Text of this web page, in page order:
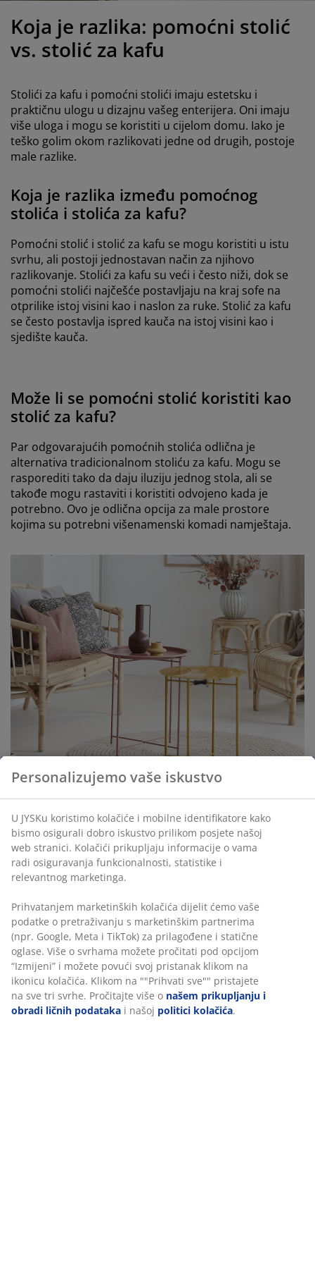
kreveta sa spremnikom
madraci
kreveti
namještaja
rasvjeta
potrepštine
Koja je razlika: pomoćni stolić
vs. stolić za kafu
Stolići za kafu i pomoćni stolići imaju estetsku i
praktičnu ulogu u dizajnu vašeg enterijera. Oni imaju
više uloga i mogu se koristiti u cijelom domu. Iako je
teško golim okom razlikovati jedne od drugih, postoje
male razlike.
Koja je razlika između pomoćnog
stolića i stolića za kafu?
Pomoćni stolić i stolić za kafu se mogu koristiti u istu
svrhu, ali postoji jednostavan način za njihovo
razlikovanje. Stolići za kafu su veći i često niži, dok se
pomoćni stolići najčešće postavljaju na kraj sofe na
otprilike istoj visini kao i naslon za ruke. Stolić za kafu
se često postavlja ispred kauča na istoj visini kao i
sjedište kauča.
Može li se pomoćni stolić koristiti kao
stolić za kafu?
Par odgovarajućih pomoćnih stolića odlična je
alternativa tradicionalnom stoliću za kafu. Mogu se
rasporediti tako da daju iluziju jednog stola, ali se
takođe mogu rastaviti i koristiti odvojeno kada je
potrebno. Ovo je odlična opcija za male prostore
kojima su potrebni višenamenski komadi namještaja.
Tipično je da stolić za kafu bude malo niži, pa ako želite
da jedete za svojim stolićem, bolje rešenje za vas bi
mogao biti pomoćni stolić jer su obično viši od stolića
Multifunncionalni pomoćni stolići i
stolići za kafu
Mali stolići su odlični za više funkcija. Mogu poslužiti
kao noćni ormarići u vašoj spavaćoj sobi ili kao stolići
za igru u dječjoj sobi. Pomoćni stolić je odlično mjesto
Personalizujemo vaše iskustvo
U JYSKu koristimo kolačiće i mobilne identifikatore kako
bismo osigurali dobro iskustvo prilikom posjete našoj
web stranici. Kolačići prikupljaju informacije o vama
radi osiguravanja funkcionalnosti, statistike i
relevantnog marketinga.
Prihvatanjem marketinških kolačića dijelit ćemo vaše
podatke o pretraživanju s marketinškim partnerima
(npr. Google, Meta i TikTok) za prilagođene i statične
oglase. Više o svrhama možete pročitati pod opcijom
“Izmijeni” i možete povući svoj pristanak klikom na
ikonicu kolačića. Klikom na ""Prihvati sve"" pristajete
na sve tri svrhe. Pročitajte više o našem prikupljanju i
obradi ličnih podataka i našoj politici kolačića.